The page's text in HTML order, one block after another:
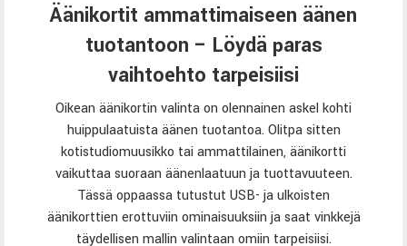
Äänikortit ammattimaiseen äänen
tuotantoon – Löydä paras
vaihtoehto tarpeisiisi
Oikean äänikortin valinta on olennainen askel kohti
huippulaatuista äänen tuotantoa. Olitpa sitten
kotistudiomuusikko tai ammattilainen, äänikortti
vaikuttaa suoraan äänenlaatuun ja tuottavuuteen.
Tässä oppaassa tutustut USB- ja ulkoisten
äänikorttien erottuviin ominaisuuksiin ja saat vinkkejä
täydellisen mallin valintaan omiin tarpeisiisi.